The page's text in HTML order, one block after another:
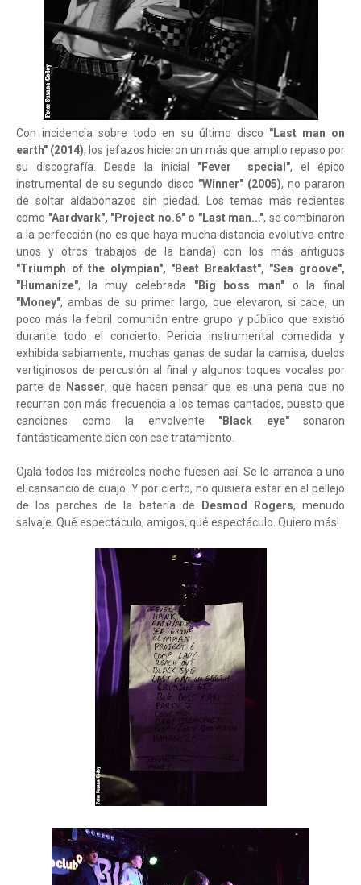
Con incidencia sobre todo en su último disco "Last man on
earth" (2014), los jefazos hicieron un más que amplio repaso por
su discografía. Desde la inicial "Fever special", el épico
instrumental de su segundo disco "Winner" (2005), no pararon
de soltar aldabonazos sin piedad. Los temas más recientes
como "Aardvark", "Project no.6" o "Last man...", se combinaron
a la perfección (no es que haya mucha distancia evolutiva entre
unos y otros trabajos de la banda) con los más antiguos
"Triumph of the olympian", "Beat Breakfast", "Sea groove",
"Humanize", la muy celebrada "Big boss man" o la final
"Money", ambas de su primer largo, que elevaron, si cabe, un
poco más la febril comunión entre grupo y público que existió
durante todo el concierto. Pericia instrumental comedida y
exhibida sabiamente, muchas ganas de sudar la camisa, duelos
vertiginosos de percusión al final y algunos toques vocales por
parte de
Nasser, que hacen pensar que es una pena que no
recurran con más frecuencia a los temas cantados, puesto que
canciones como la envolvente "Black eye"sonaron
fantásticamente bien con ese tratamiento.
Ojalá todos los miércoles noche fuesen así. Se le arranca a uno
el cansancio de cuajo. Y por cierto, no quisiera estar en el pellejo
de los parches de la batería de
Desmod Rogers, menudo
salvaje. Qué espectáculo, amigos, qué espectáculo. Quiero más!